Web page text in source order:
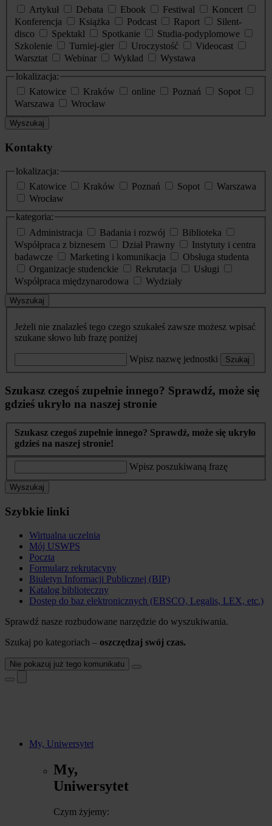
Artykuł
Debata Ebook Festiwal
Koncert
Konferencja
Książka Podcast Raport
Silent-
disco
Spektakl Spotkanie
Studia-podyplomowe
Szkolenie
Turniej-gier Uroczystość
Videocast
Warsztat
Webinar Wykład
Wystawa
lokalizacja:
Katowice
Kraków online Poznań
Sopot
Warszawa
Wrocław
Wyszukaj
Kontakty
lokalizacja:
Katowice
Kraków Poznań Sopot
Warszawa
Wrocław
kategoria:
Administracja
Badania i rozwój
Biblioteka
Współpraca z biznesem
Dział Prawny
Instytuty i centra
badawcze
Marketing i komunikacja
Obsługa studenta
Organizacje studenckie
Rekrutacja
Usługi
Współpraca międzynarodowa
Wydziały
Wyszukaj
Jeżeli nie znalazłeś tego czego szukałeś zawsze możesz wpisać
szukane słowo lub frazę poniżej
Wpisz nazwę jednostki Szukaj
Szukasz czegoś zupełnie innego? Sprawdź, może się
gdzieś ukryło na naszej stronie
Szukasz czegoś zupełnie innego? Sprawdź, może się ukryło
gdzieś na naszej stronie!
Wpisz poszukiwaną frazę
Wyszukaj
Szybkie linki
Wirtualna uczelnia
Mój USWPS
Poczta
Formularz rekrutacyny
Biuletyn Informacji Publicznej (BIP)
Katalog biblioteczny
Dostęp do baz elektronicznych (EBSCO, Legalis, LEX, etc.)
Sprawdź nasze rozbudowane narzędzie do wyszukiwania.
Szukaj po kategoriach – oszczędzaj swój czas.
Nie pokazuj już tego komunikatu
My, Uniwersytet
My,
Uniwersytet
Czym żyjemy: